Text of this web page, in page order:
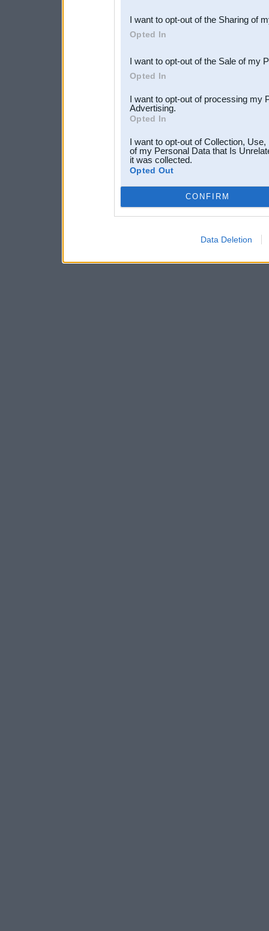
Downstream Participants
third parties.
I want to opt-out of the Sharing of
Opted In
I want to opt-out of the Sale of my
Opted In
I want to opt-out of processing my
Advertising.
Opted In
I want to opt-out of Collection,
of my Personal Data that Is
it was collected.
Opted Out
CONFIRM
Data Deletion